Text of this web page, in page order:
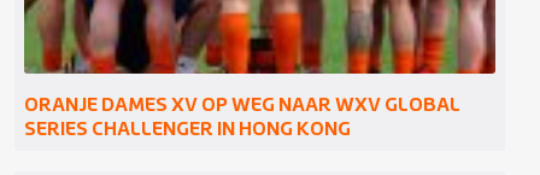
Onder 17 – jongens
Onder 16 – jongens
ORANJE DAMES XV OP WEG NAAR WXV GLOBAL
SERIES CHALLENGER IN HONG KONG